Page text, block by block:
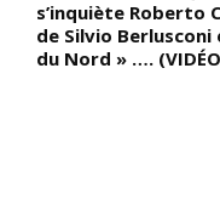
s’inquiète Roberto
de Silvio
du Nord » ….